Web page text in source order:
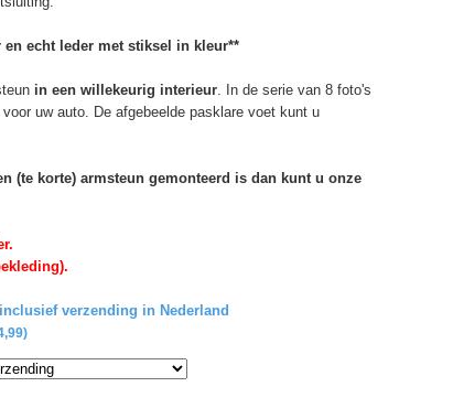
echt leder met stiksel in kleur**
in een willekeurig interieur. In de serie van 8 foto's
uw auto. De afgebeelde pasklare voet kunt u
(te korte) armsteun gemonteerd is dan kunt u onze
verzending in Nederland